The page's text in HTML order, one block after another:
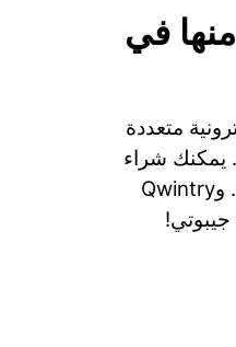
في
متعددة
يمكنك شراء
الملابس، الأجهزة، الأدوات المنزلية، وحتى المجوهرات. وQwintry
جيبوتي!